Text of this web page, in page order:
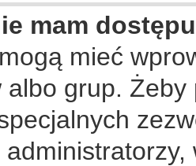
mam
mieć
albo grup.